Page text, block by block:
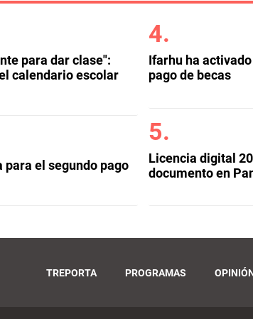
para dar clase":
calendario escolar
para el segundo pago
Ifarhu ha
pago de becas
Licencia digital
documento en
TREPORTA PROGRAMAS